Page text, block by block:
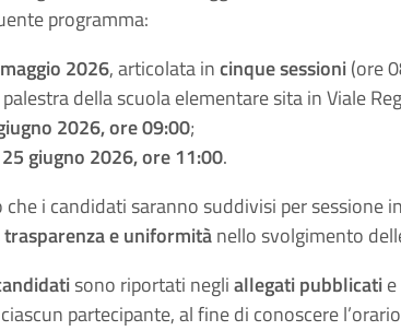
programma:
2026, articolata incinque sessioni(ore
della scuola elementare sita in Viale
2026, ore 09:00;
25 giugno 2026, ore 11:00.
i candidati saranno suddivisi per sessione
e uniformitànello svolgimento
sono riportati negliallegati pubblicati
partecipante, al fine di conoscere